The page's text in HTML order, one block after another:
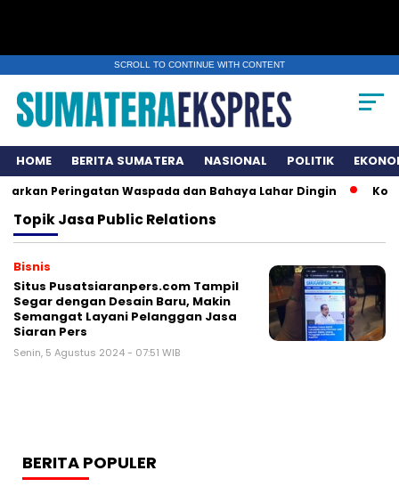
SCROLL TO CONTINUE WITH CONTENT
HOME BERITA SUMATERA NASIONAL POLITIK
Peringatan Waspada dan Bahaya Lahar Dingin
TopikJasa Public Relations
Bisnis
Situs Pusatsiaranpers.com Tampil
Segar dengan Desain Baru, Makin
Semangat Layani Pelanggan Jasa
Siaran Pers
Senin, 5 Agustus 2024 - 07:51 WIB
BERITA POPULER